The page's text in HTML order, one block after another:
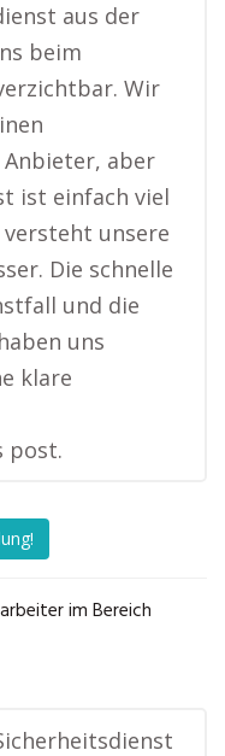
aus der
beim
Wir
aber
ist einfach viel
unsere
Die schnelle
und die
uns
klare
post.
im Bereich